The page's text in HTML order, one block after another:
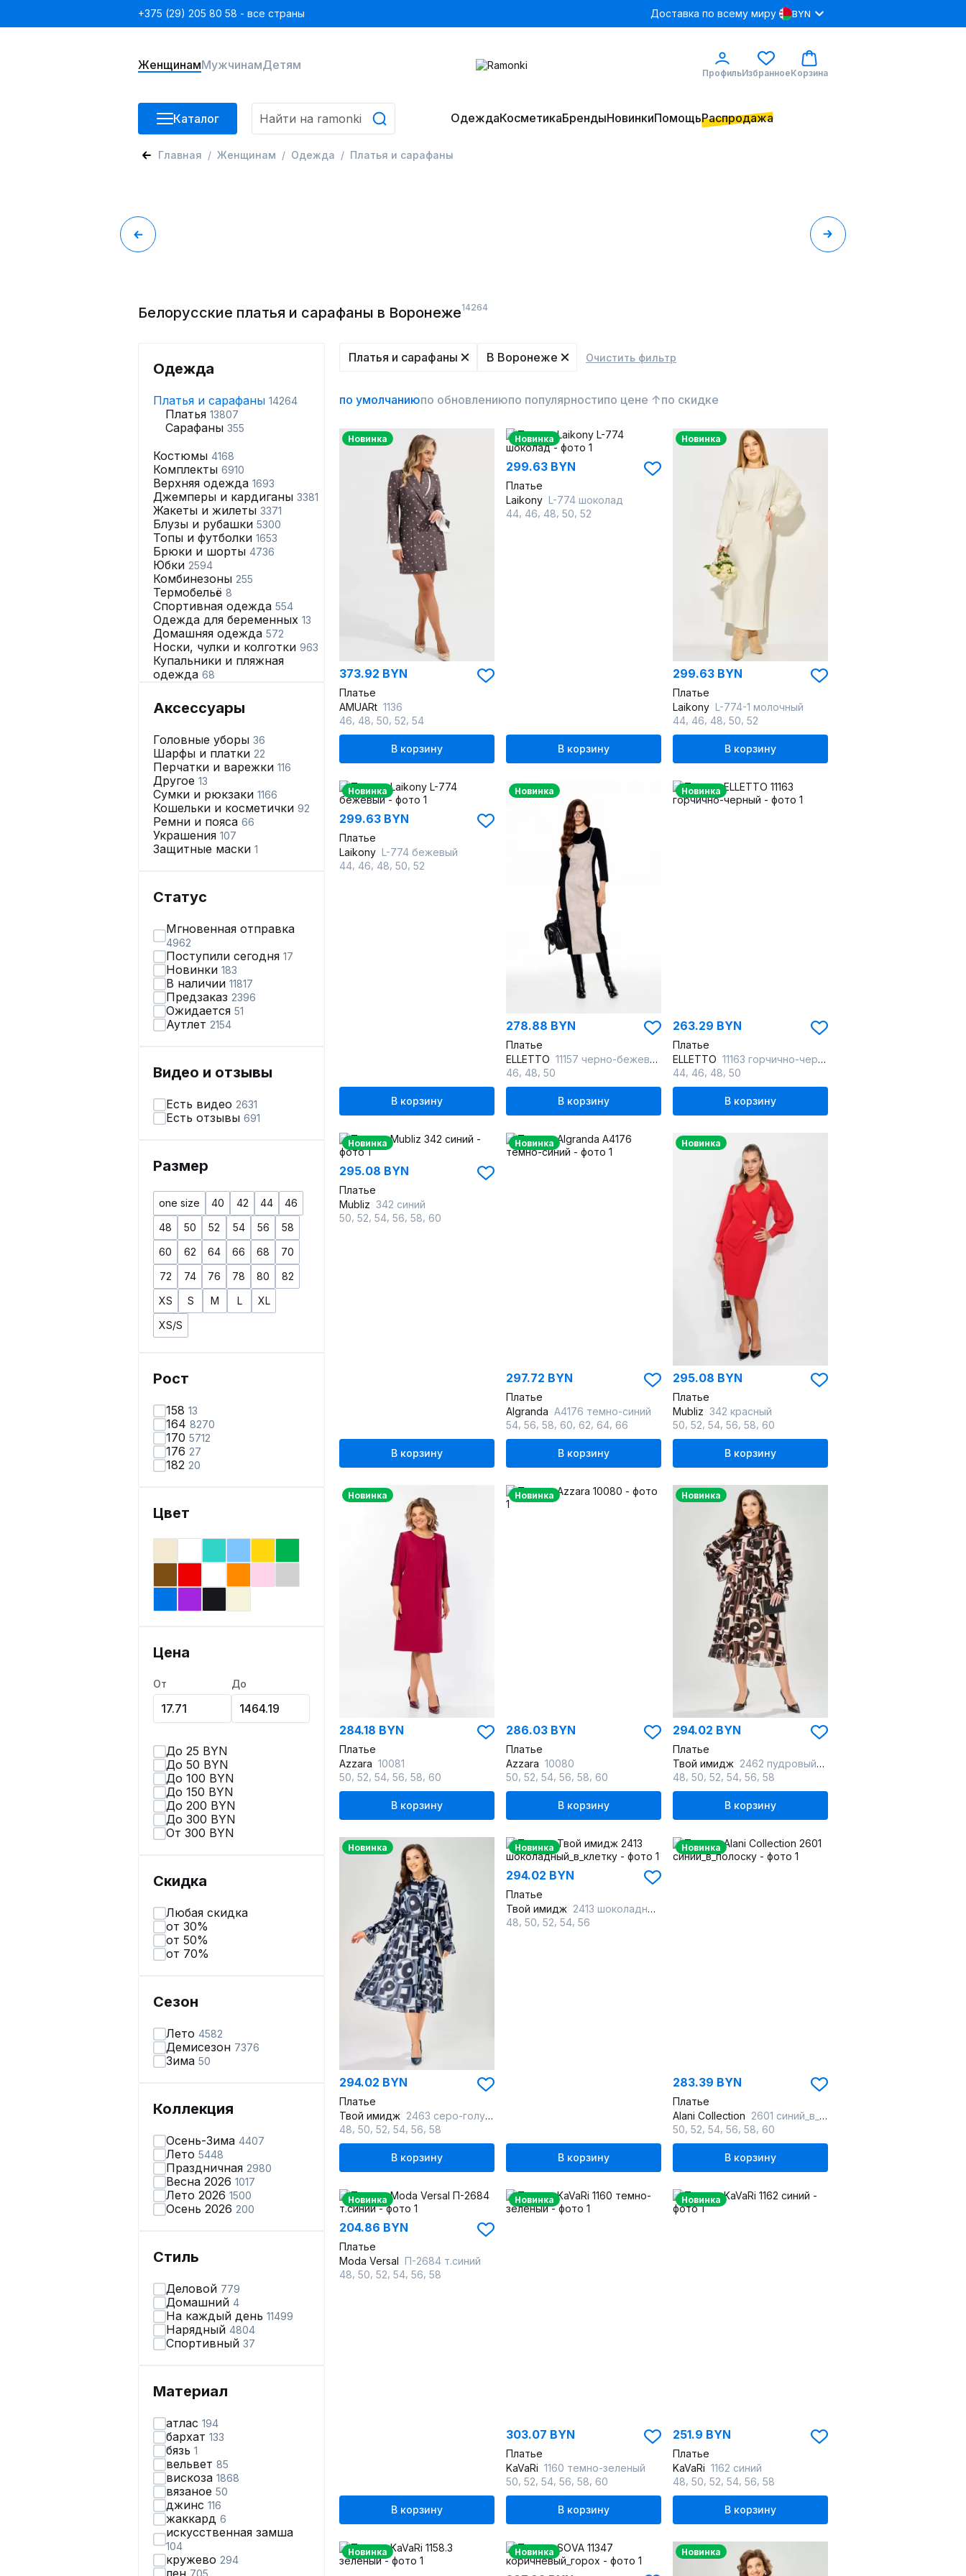
+375 (29) 205 80 58 - все страны Доставка по всему миру BYN
ЖенщинамМужчинамДетям
ПрофильИзбранноеКорзина
Каталог ОдеждаКосметикаБрендыНовинкиПомощьРаспродажа
Главная Женщинам Одежда Платья и сарафаны
Белорусские платья и сарафаны в Воронеже14264
Одежда
Платья и сарафаны 14264
Платья 13807
Сарафаны 355
Костюмы 4168
Комплекты 6910
Верхняя одежда 1693
Джемперы и кардиганы 3381
Жакеты и жилеты 3371
Блузы и рубашки 5300
Топы и футболки 1653
Брюки и шорты 4736
Юбки 2594
Комбинезоны 255
Термобельё 8
Спортивная одежда 554
Одежда для беременных 13
Домашняя одежда 572
Носки, чулки и колготки 963
Купальники и пляжная
одежда 68
Аксессуары
Головные уборы 36
Шарфы и платки 22
Перчатки и варежки 116
Другое 13
Сумки и рюкзаки 1166
Кошельки и косметички 92
Ремни и пояса 66
Украшения 107
Защитные маски 1
Статус
Мгновенная отправка
4962
Поступили сегодня 17
Новинки 183
В наличии 11817
Предзаказ 2396
Ожидается 51
Аутлет 2154
Видео и отзывы
Есть видео 2631
Есть отзывы 691
Размер
one size 40 42 44
46
48
50 52 54 56
58
60
62 64 66 68
70
72
74 76 78 80
82
XS
S M L
XL
XS/S
Рост
158 13
164 8270
170 5712
176 27
182 20
Цвет
Цена
От До
До 25 BYN
До 50 BYN
До 100 BYN
До 150 BYN
До 200 BYN
До 300 BYN
От 300 BYN
Скидка
Любая скидка
от 30%
от 50%
от 70%
Сезон
Лето 4582
Демисезон 7376
Зима 50
Коллекция
Осень-Зима 4407
Лето 5448
Праздничная 2980
Весна 2026 1017
Лето 2026 1500
Осень 2026 200
Стиль
Деловой 779
Домашний 4
На каждый день 11499
Нарядный 4804
Спортивный 37
Материал
атлас 194
бархат 133
бязь 1
вельвет 85
вискоза 1868
вязаное 50
джинс 116
жаккард 6
искусственная замша
104
кружево 294
лен 705
Платья и сарафаны В Воронеже Очистить фильтр
по умолчаниюпо обновлениюпо популярностипо цене ↑по скидке
Новинка
373.92 BYN
Платье
AMUARt 1136
46 48 50 52 54
В корзину
Новинка
299.63 BYN
Платье
Laikony L-774 шоколад
44 46 48 50 52
В корзину
Новинка
299.63 BYN
Платье
Laikony L-774-1 молочный
44 46 48 50 52
В корзину
Новинка
299.63 BYN
Платье
Laikony L-774 бежевый
44 46 48 50 52
В корзину
Новинка
278.88 BYN
Платье
ELLETTO 11157 черно-бежевый
46 48 50
В корзину
Новинка
263.29 BYN
Платье
ELLETTO 11163 горчично-черный
44 46 48 50
В корзину
Новинка
295.08 BYN
Платье
Mubliz 342 синий
50 52 54 56 58 60
В корзину
Новинка
297.72 BYN
Платье
Algranda А4176 темно-синий
54 56 58 60 62 64 66
В корзину
Новинка
295.08 BYN
Платье
Mubliz 342 красный
50 52 54 56 58 60
В корзину
Новинка
284.18 BYN
Платье
Azzara 10081
50 52 54 56 58 60
В корзину
Новинка
286.03 BYN
Платье
Azzara 10080
50 52 54 56 58 60
В корзину
Новинка
294.02 BYN
Платье
Твой имидж 2462 пудровый_с_принтом
48 50 52 54 56 58
В корзину
Новинка
294.02 BYN
Платье
Твой имидж 2463 серо-голубой_с_принтом
48 50 52 54 56 58
В корзину
Новинка
294.02 BYN
Платье
Твой имидж 2413 шоколадный_в_клетку
48 50 52 54 56
В корзину
Новинка
283.39 BYN
Платье
Alani Collection 2601 синий_в_полоску
50 52 54 56 58 60
В корзину
Новинка
204.86 BYN
Платье
Moda Versal П-2684 т.синий
48 50 52 54 56 58
В корзину
Новинка
303.07 BYN
Платье
KaVaRi 1160 темно-зеленый
50 52 54 56 58 60
В корзину
Новинка
251.9 BYN
Платье
KaVaRi 1162 синий
48 50 52 54 56 58
В корзину
Новинка Новинка Новинка